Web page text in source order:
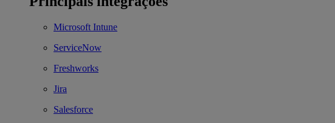
Microsoft Intune
ServiceNow
Freshworks
Jira
Salesforce